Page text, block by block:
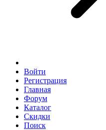
Войти
Регистрация
Главная
Форум
Каталог
Скидки
Поиск